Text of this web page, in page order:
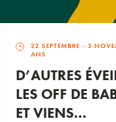
22 SEPTEMBRE -3
ANS
D’AUTRES
LES OFF DE
ET VIENS…